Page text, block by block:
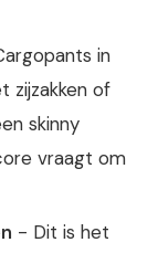
in
zijzakken of
skinny
vraagt om
- Dit is het